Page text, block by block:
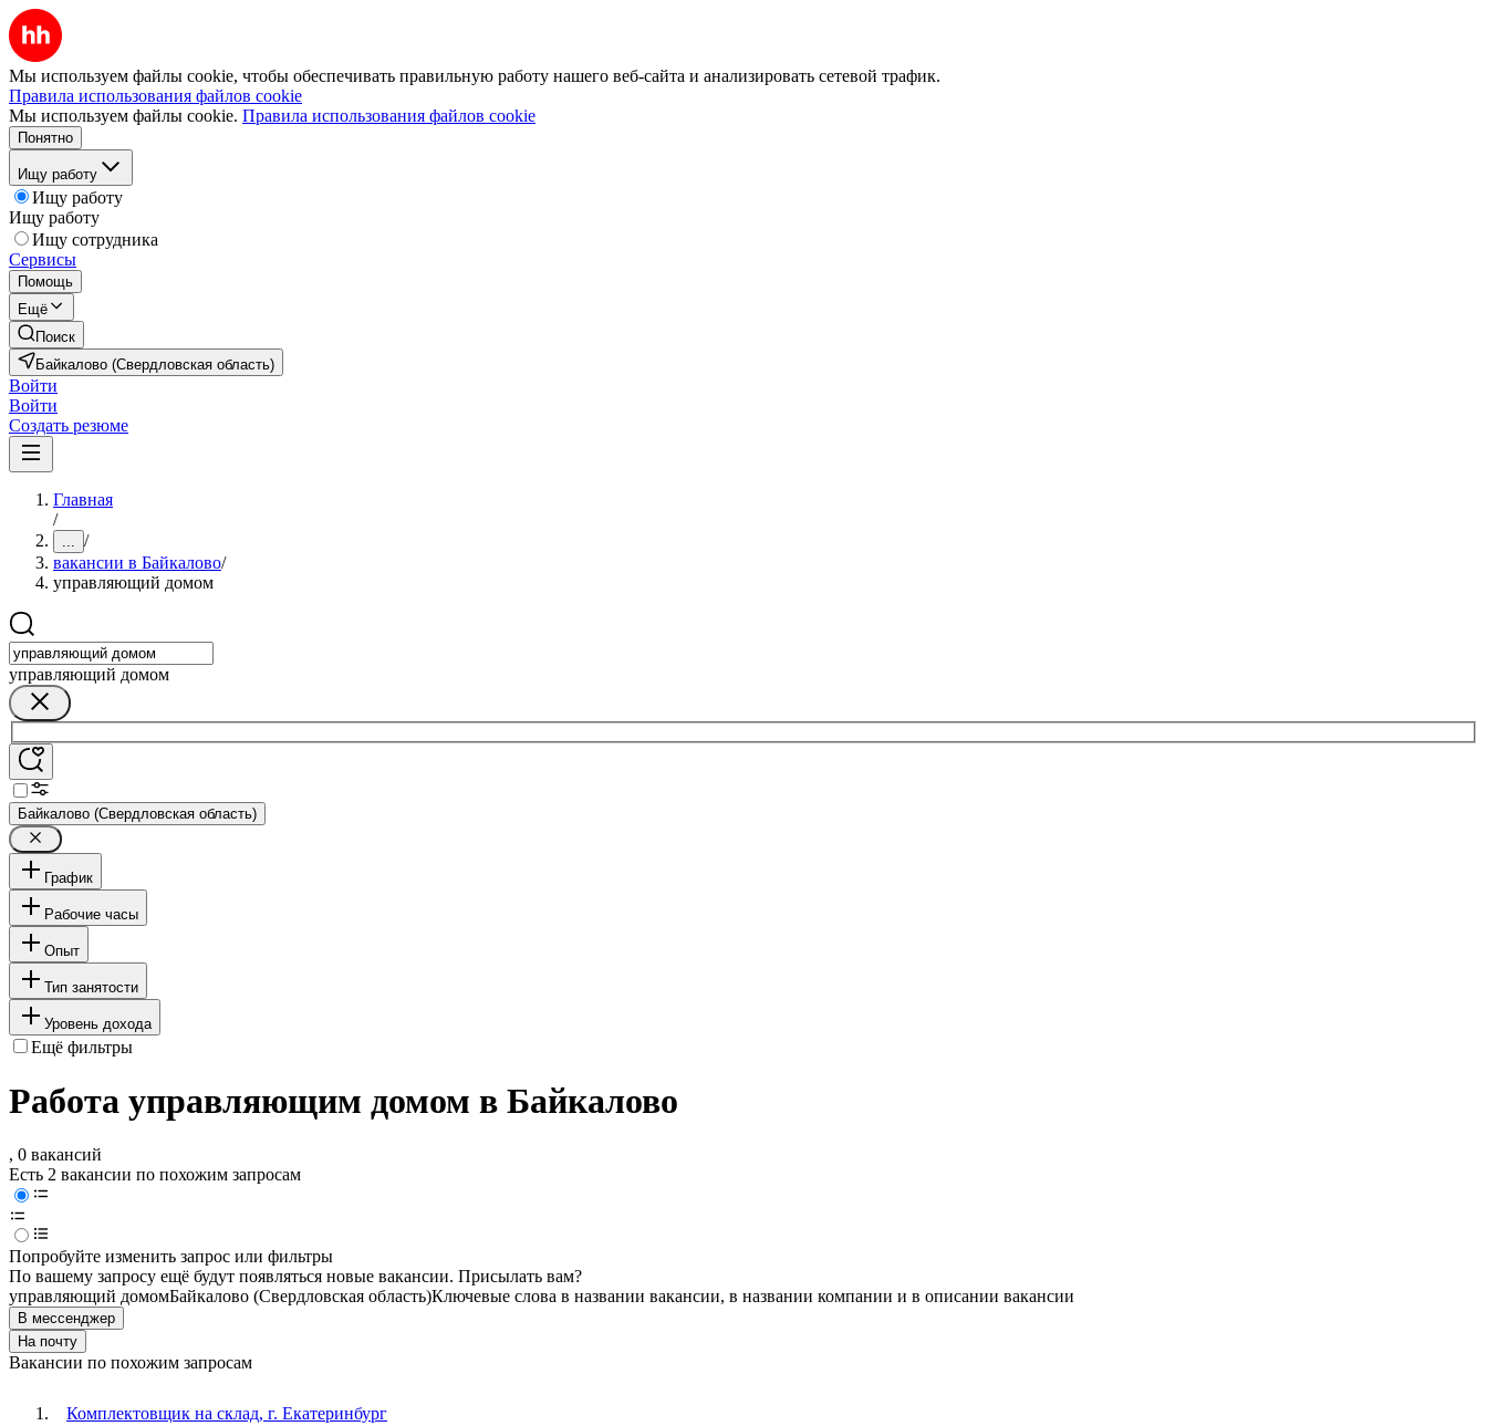
Мы используем файлы cookie, чтобы обеспечивать правильную работу нашего веб-сайта и анализировать сетевой трафик.
Правила использования файлов cookie
Мы используем файлы cookie. Правила использования файлов cookie
Понятно
Ищу работу
Ищу работу
Ищу работу
Ищу сотрудника
Сервисы
Помощь
Ещё
Поиск
Байкалово (Свердловская область)
Войти
Войти
Создать резюме
Главная
/
... /
вакансии в Байкалово/
управляющий домом
управляющий домом
Байкалово (Свердловская область)
График
Рабочие часы
Опыт
Тип занятости
Уровень дохода
Ещё фильтры
Работа управляющим домом в Байкалово
, 0 вакансий
Есть 2 вакансии по похожим запросам
Попробуйте изменить запрос или фильтры
По вашему запросу ещё будут появляться новые вакансии. Присылать вам?
управляющий домомБайкалово (Свердловская область)Ключевые слова в названии вакансии, в названии компании и в описании вакансии
В мессенджер
На почту
Вакансии по похожим запросам
Комплектовщик на склад, г. Екатеринбург